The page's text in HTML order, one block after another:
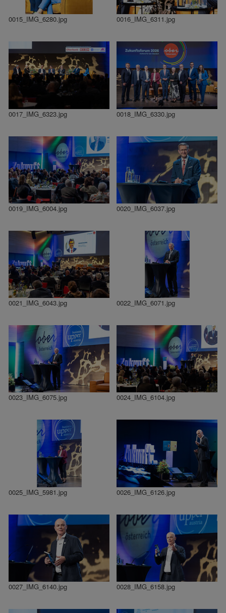
0015_IMG_6280.jpg 0016_IMG_6311.jpg
0017_IMG_6323.jpg 0018_IMG_6330.jpg
0019_IMG_6004.jpg 0020_IMG_6037.jpg
0021_IMG_6043.jpg 0022_IMG_6071.jpg
0023_IMG_6075.jpg 0024_IMG_6104.jpg
0025_IMG_5981.jpg 0026_IMG_6126.jpg
0027_IMG_6140.jpg 0028_IMG_6158.jpg